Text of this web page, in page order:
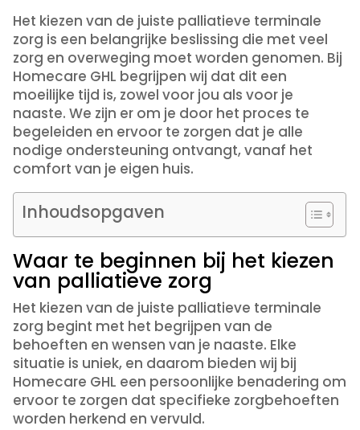
Het kiezen van de juiste palliatieve terminale
zorg is een belangrijke beslissing die met veel
zorg en overweging moet worden genomen. Bij
Homecare GHL begrijpen wij dat dit een
moeilijke tijd is, zowel voor jou als voor je
naaste. We zijn er om je door het proces te
begeleiden en ervoor te zorgen dat je alle
nodige ondersteuning ontvangt, vanaf het
comfort van je eigen huis.
Inhoudsopgaven
Waar te beginnen bij het kiezen
van palliatieve zorg
Het kiezen van de juiste palliatieve terminale
zorg begint met het begrijpen van de
behoeften en wensen van je naaste. Elke
situatie is uniek, en daarom bieden wij bij
Homecare GHL een persoonlijke benadering om
ervoor te zorgen dat specifieke zorgbehoeften
worden herkend en vervuld.